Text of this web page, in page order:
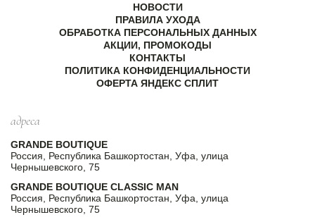
НОВОСТИ
ПРАВИЛА УХОДА
ОБРАБОТКА ПЕРСОНАЛЬНЫХ ДАННЫХ
АКЦИИ, ПРОМОКОДЫ
КОНТАКТЫ
ПОЛИТИКА КОНФИДЕНЦИАЛЬНОСТИ
ОФЕРТА ЯНДЕКС СПЛИТ
адреса
GRANDE BOUTIQUE
Россия, Республика Башкортостан, Уфа, улица
Чернышевского, 75
GRANDE BOUTIQUE CLASSIC MAN
Россия, Республика Башкортостан, Уфа, улица
Чернышевского, 75